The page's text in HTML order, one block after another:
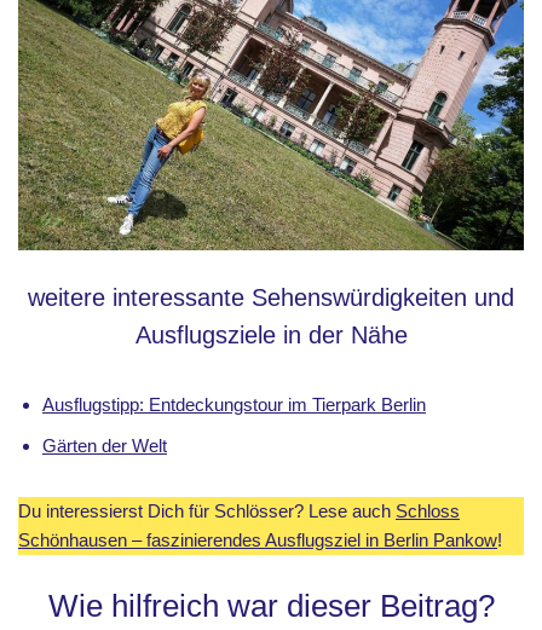
weitere interessante Sehenswürdigkeiten und
Ausflugsziele in der Nähe
Ausflugstipp: Entdeckungstour im Tierpark Berlin
Gärten der Welt
Du interessierst Dich für Schlösser? Lese auch Schloss
Schönhausen – faszinierendes Ausflugsziel in Berlin Pankow!
Wie hilfreich war dieser Beitrag?